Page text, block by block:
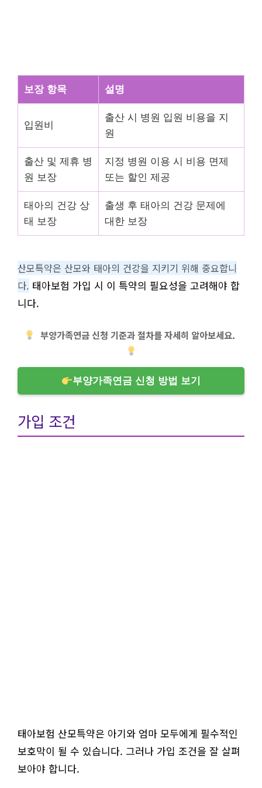
보장 항목 설명
입원비
출산 시 병원 입원 비용을 지
원
출산 및 제휴 병
원 보장
지정 병원 이용 시 비용 면제
또는 할인 제공
태아의 건강 상
태 보장
출생 후 태아의 건강 문제에
대한 보장
산모특약은 산모와 태아의 건강을 지키기 위해 중요합니
다. 태아보험 가입 시 이 특약의 필요성을 고려해야 합
니다.
부양가족연금 신청 기준과 절차를 자세히 알아보세요.
부양가족연금 신청 방법 보기
가입 조건
태아보험 산모특약은 아기와 엄마 모두에게 필수적인
보호막이 될 수 있습니다. 그러나 가입 조건을 잘 살펴
보아야 합니다.